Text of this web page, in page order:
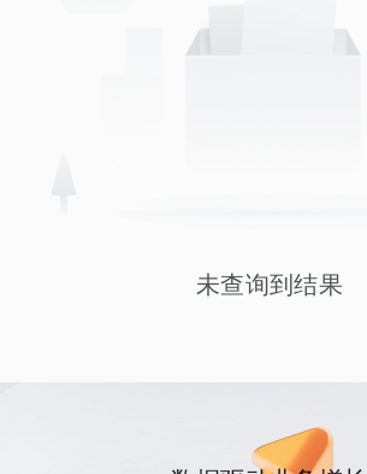
未查询到结果